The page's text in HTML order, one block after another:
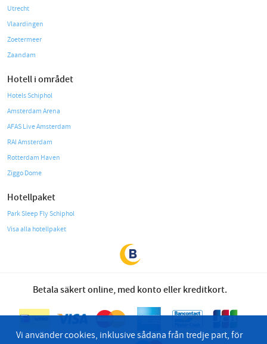
Utrecht
Vlaardingen
Zoetermeer
Zaandam
Hotell i området
Hotels Schiphol
Amsterdam Arena
AFAS Live Amsterdam
RAI Amsterdam
Rotterdam Haven
Ziggo Dome
Hotellpaket
Park Sleep Fly Schiphol
Visa alla hotellpaket
Betala säkert online, med konto eller kreditkort.
Vi använder cookies, inklusive sådana från tredje part, för